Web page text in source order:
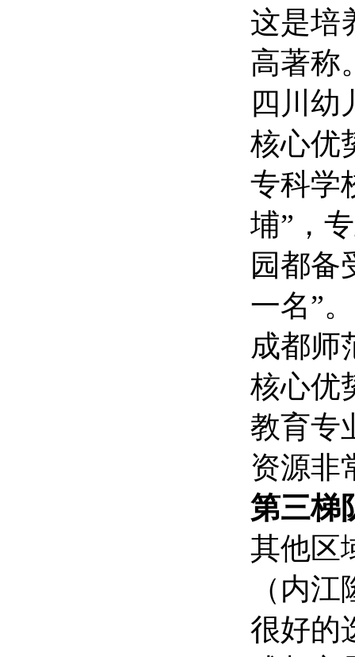
这是培
高著称
四川幼
核心优
专科学
埔”，
园都备
一名”。
成都师
核心优
教育专
资源非
第三梯
其他区
（内
很好的